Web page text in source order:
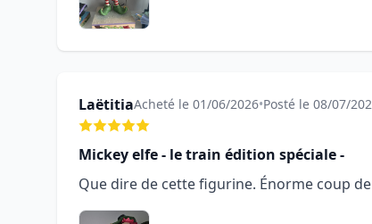
LaëtitiaAcheté le 01/06/2026•Posté le 08/07/
Mickey elfe - le train édition spéciale -
Que dire de cette figurine. Énorme coup